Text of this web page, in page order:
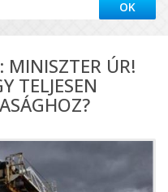
MINISZTER ÚR!
TELJESEN